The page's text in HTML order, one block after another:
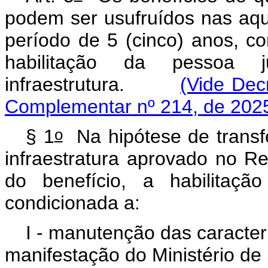
podem ser usufruídos nas
período de 5 (cinco) anos,
habilitação da
infraestrutura. (Vide
Complementar nº 214, de
§ 1oNa hipótese de
infraestratura aprovado no
do benefício, a
condicionada a:
I - manutenção das
manifestação do Ministério